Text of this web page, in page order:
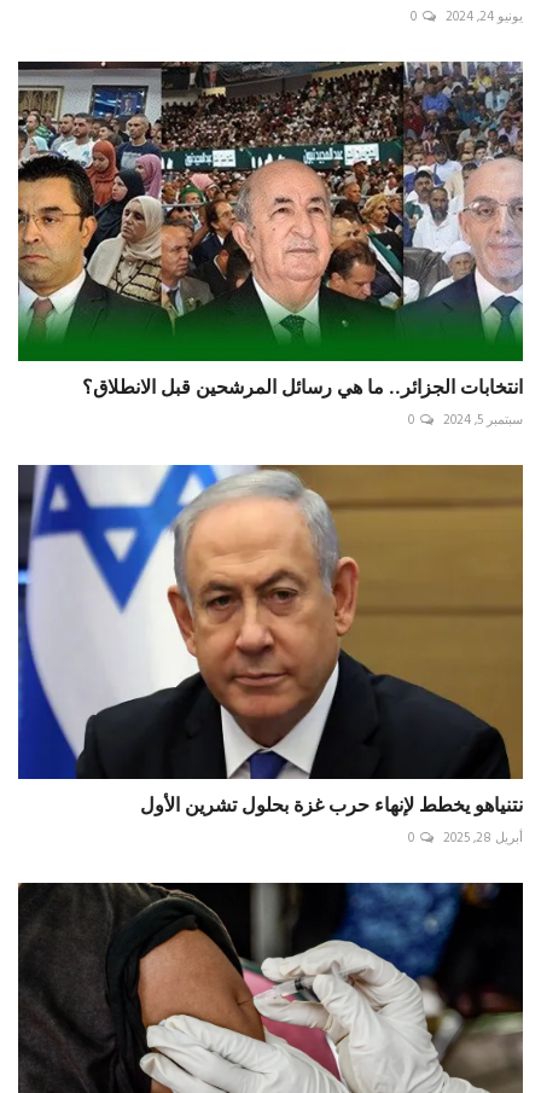
يونيو 24, 2024 0
انتخابات الجزائر.. ما هي رسائل المرشحين قبل الانطلاق؟
سبتمبر 5, 2024 0
نتنياهو يخطط لإنهاء حرب غزة بحلول تشرين الأول
أبريل 28, 2025 0